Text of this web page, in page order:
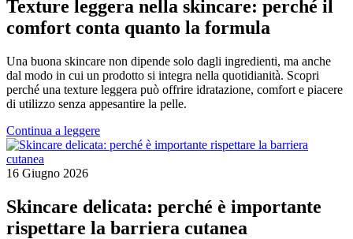
Texture leggera nella skincare: perché il
comfort conta quanto la formula
Una buona skincare non dipende solo dagli ingredienti, ma anche
dal modo in cui un prodotto si integra nella quotidianità. Scopri
perché una texture leggera può offrire idratazione, comfort e piacere
di utilizzo senza appesantire la pelle.
Continua a leggere
16 Giugno 2026
Skincare delicata: perché è importante
rispettare la barriera cutanea